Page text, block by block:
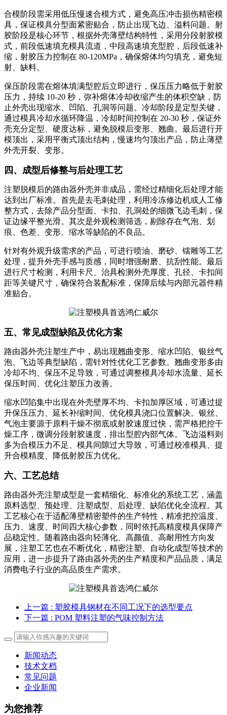
合模阶段需采用低压慢速合模方式，避免高压冲击损伤精密模
具，保证模具分型面紧密贴合，防止出现飞边、溢料问题。射
胶阶段是核心环节，根据外壳薄壁结构特性，采用分段射胶模
式，前段低速填充模具流道，中段高速填充型腔，后段低速补
缩，射胶压力控制在 80-120MPa，确保熔体均匀填充，避免短
射、缺料。
保压阶段需在熔体填满型腔后立即进行，保压压力略低于射胶
压力，持续 10-20 秒，弥补熔体冷却收缩产生的体积空缺，防
止外壳出现缩水、凹陷、孔洞等问题。冷却阶段是定型关键，
通过模具冷却水循环降温，冷却时间控制在 20-30 秒，保证外
壳充分定型、硬度达标，避免脱模后变形、翘曲。最后进行开
模顶出，采用平衡式顶出结构，慢速均匀顶出产品，防止薄壁
外壳开裂、变形。
四、成型后修整与后处理工艺
注塑脱模后的路由器外壳并非成品，需经过精细化后处理才能
达到出厂标准。首先是去毛刺处理，利用冷冻修边机或人工修
整方式，去除产品分型面、卡扣、孔洞处的细微飞边毛刺，保
证边缘平整光滑。其次是外观检测筛选，剔除存在气泡、划
痕、色差、变形、缩水等缺陷的不良品。
针对有外观升级需求的产品，可进行喷油、磨砂、镭雕等工艺
处理，提升外壳手感与质感，同时增强耐磨、抗刮性能。最后
进行尺寸检测，利用卡尺、治具检测外壳厚度、孔径、卡扣间
距等关键尺寸，确保符合装配标准，保障后续与内部元器件精
准贴合。
五、常见成型缺陷及优化方案
路由器外壳注塑生产中，易出现翘曲变形、缩水凹陷、银丝气
泡、飞边等典型缺陷，需针对性优化工艺参数。翘曲变形多由
冷却不均、保压不足导致，可通过调整模具冷却水流量、延长
保压时间、优化注塑压力改善。
缩水凹陷集中出现在外壳壁厚不均、卡扣加厚区域，可通过提
升保压压力、延长补缩时间、优化模具浇口位置解决。银丝、
气泡主要源于原料干燥不彻底或射胶速度过快，需严格把控干
燥工序，微调分段射胶速度，排出型腔内部气体。飞边溢料则
多为合模压力不足、模具间隙过大导致，可通过校准模具、提
升合模精度、降低射胶压力优化。
六、工艺总结
路由器外壳注塑成型是一套精细化、标准化的系统工艺，涵盖
原料选型、预处理、注塑成型、后处理、缺陷优化全流程。其
工艺核心在于适配薄壁精密塑件的生产特性，精准把控温度、
压力、速度、时间四大核心参数，同时依托高精度模具保障产
品稳定性。随着路由器向轻薄化、高颜值、高耐用性方向发
展，注塑工艺也在不断优化，精密注塑、自动化成型等技术的
应用，进一步提升了路由器外壳的生产精度和产品品质，满足
消费电子行业的高品质生产需求。
上一篇 : 塑胶模具钢材在不同工况下的选型要点
下一篇 : POM 塑料注塑的气味控制方法
新闻动态
技术文档
常见问题
企业新闻
为您推荐